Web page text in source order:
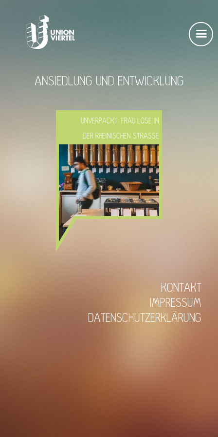
ANSIEDLUNG UND ENTWICKLUNG
UNVERPACKT: FRAU LOSE IN
DER RHEINISCHEN STRASSE
KONTAKT
IMPRESSUM
DATENSCHUTZERKLÄRUNG